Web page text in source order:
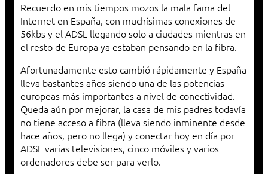
Recuerdo en mis tiempos mozos la mala fama del
Internet en España, con muchísimas conexiones de
56kbs y el ADSL llegando solo a ciudades mientras en
el resto de Europa ya estaban pensando en la fibra.
Afortunadamente esto cambió rápidamente y España
lleva bastantes años siendo una de las potencias
europeas más importantes a nivel de conectividad.
Queda aún por mejorar, la casa de mis padres todavía
no tiene acceso a fibra (lleva siendo inminente desde
hace años, pero no llega) y conectar hoy en día por
ADSL varias televisiones, cinco móviles y varios
ordenadores debe ser para verlo.